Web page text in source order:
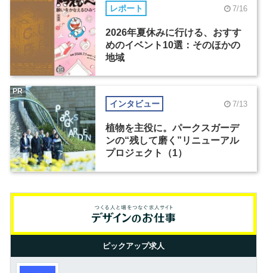
レポート 7/16
2026年夏休みに行ける、おすす
めのイベント10選：そのほかの
地域
インタビュー 7/13
植物を主役に。パークスガーデ
ンの“残して磨く”リニューアル
プロジェクト（1）
PR
ピックアップ求人